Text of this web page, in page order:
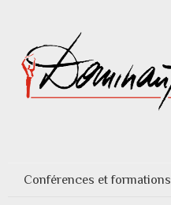
Conférences et formations